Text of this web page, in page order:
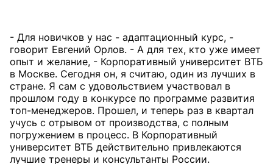
- Для новичков у нас - адаптационный курс, -
говорит Евгений Орлов. - А для тех, кто уже имеет
опыт и желание, - Корпоративный университет ВТБ
в Москве. Сегодня он, я считаю, один из лучших в
стране. Я сам с удовольствием участвовал в
прошлом году в конкурсе по программе развития
топ-менеджеров. Прошел, и теперь раз в квартал
учусь с отрывом от производства, с полным
погружением в процесс. В Корпоративный
университет ВТБ действительно привлекаются
лучшие тренеры и консультанты России.